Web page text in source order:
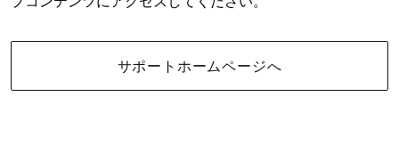
サポートホームページへ